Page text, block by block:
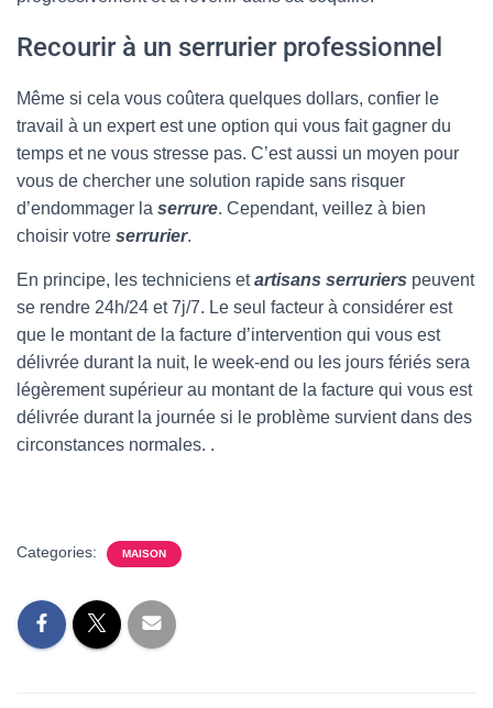
Recourir à un serrurier professionnel
Même si cela vous coûtera quelques dollars, confier le
travail à un expert est une option qui vous fait gagner du
temps et ne vous stresse pas. C’est aussi un moyen pour
vous de chercher une solution rapide sans risquer
d’endommager la serrure. Cependant, veillez à bien
choisir votre serrurier.
En principe, les techniciens etartisans serruriers peuvent
se rendre 24h/24 et 7j/7. Le seul facteur à considérer est
que le montant de la facture d’intervention qui vous est
délivrée durant la nuit, le week-end ou les jours fériés sera
légèrement supérieur au montant de la facture qui vous est
délivrée durant la journée si le problème survient dans des
circonstances normales. .
Categories: MAISON